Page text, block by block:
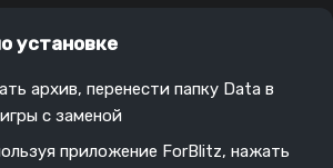
установке
архив, перенести папку Data в
с заменой
приложение ForBlitz, нажать